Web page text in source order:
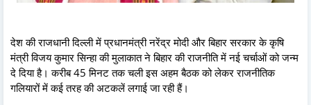
देश की राजधानी दिल्ली में प्रधानमंत्री नरेंद्र मोदी और बिहार सरकार के कृषि
मंत्री विजय कुमार सिन्हा की मुलाकात ने बिहार की राजनीति में नई चर्चाओं को जन्म
दे दिया है। करीब 45 मिनट तक चली इस अहम बैठक को लेकर राजनीतिक
गलियारों में कई तरह की अटकलें लगाई जा रही हैं।